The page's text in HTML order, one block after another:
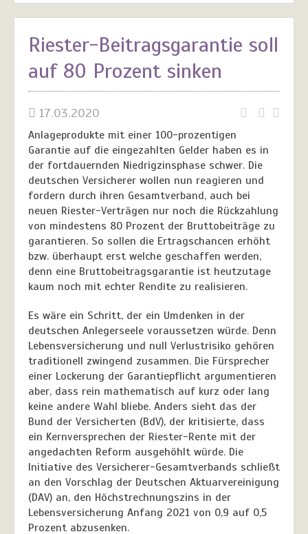
Riester-Beitragsgarantie soll
auf 80 Prozent sinken
17.03.2020
Anlageprodukte mit einer 100-prozentigen
Garantie auf die eingezahlten Gelder haben es in
der fortdauernden Niedrigzinsphase schwer. Die
deutschen Versicherer wollen nun reagieren und
fordern durch ihren Gesamtverband, auch bei
neuen Riester-Verträgen nur noch die Rückzahlung
von mindestens 80 Prozent der Bruttobeiträge zu
garantieren. So sollen die Ertragschancen erhöht
bzw. überhaupt erst welche geschaffen werden,
denn eine Bruttobeitragsgarantie ist heutzutage
kaum noch mit echter Rendite zu realisieren.
Es wäre ein Schritt, der ein Umdenken in der
deutschen Anlegerseele voraussetzen würde. Denn
Lebensversicherung und null Verlustrisiko gehören
traditionell zwingend zusammen. Die Fürsprecher
einer Lockerung der Garantiepflicht argumentieren
aber, dass rein mathematisch auf kurz oder lang
keine andere Wahl bliebe. Anders sieht das der
Bund der Versicherten (BdV), der kritisierte, dass
ein Kernversprechen der Riester-Rente mit der
angedachten Reform ausgehöhlt würde. Die
Initiative des Versicherer-Gesamtverbands schließt
an den Vorschlag der Deutschen Aktuarvereinigung
(DAV) an, den Höchstrechnungszins in der
Lebensversicherung Anfang 2021 von 0,9 auf 0,5
Prozent abzusenken.